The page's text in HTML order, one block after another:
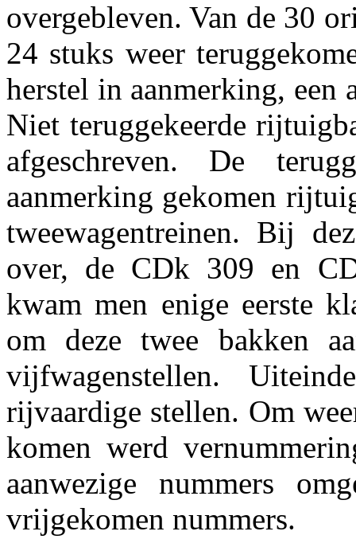
overgebleven. Van de 30
24 stuks weer
herstel in aanmerking, een
Niet teruggekeerde
afgeschreven. De
aanmerking gekomen
tweewagentreinen. Bij
over, de CDk 309 en
kwam men enige eerste
om deze twee bakken
vijfwagenstellen.
rijvaardige stellen. Om
komen werd
aanwezige nummers
vrijgekomen nummers.